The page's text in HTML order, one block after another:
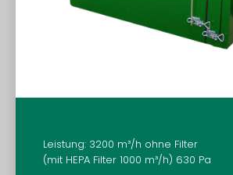
Leistung: 3200 m³/h ohne Filter
(mit HEPA Filter 1000 m³/h) 630 Pa